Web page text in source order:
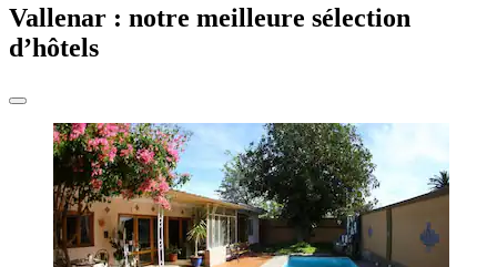
Vallenar : notre meilleure sélection
d’hôtels